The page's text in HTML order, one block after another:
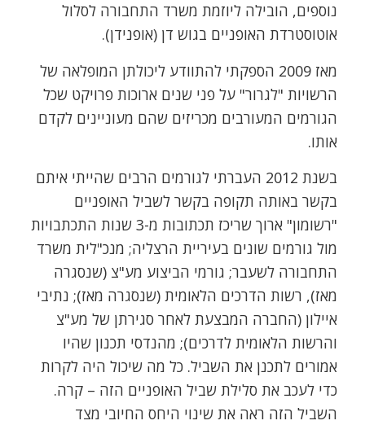
נוספים, הובילה ליוזמת משרד התחבורה לסלול
אוטוסטרדת האופניים בגוש דן (אופנידן).
מאז 2009 הספקתי להתוודע ליכולתן המופלאה של
הרשויות "לגרור" על פני שנים ארוכות פרויקט שכל
הגורמים המעורבים מכריזים שהם מעוניינים לקדם
אותו.
בשנת 2012 העברתי לגורמים הרבים שהייתי איתם
בקשר באותה תקופה בקשר לשביל האופניים
"רשומון" ארוך שריכז תכתובות מ-3 שנות התכתבויות
מול גורמים שונים בעיריית הרצליה; מנכ"לית משרד
התחבורה לשעבר; גורמי הביצוע מע"צ (שנסגרה
מאז), רשות הדרכים הלאומית (שנסגרה מאז); נתיבי
איילון (החברה המבצעת לאחר סגירתן של מע"צ
והרשות הלאומית לדרכים); מהנדסי תכנון שהיו
אמורים לתכנן את השביל. כל מה שיכול היה לקרות
כדי לעכב את סלילת שביל האופניים הזה – קרה.
השביל הזה ראה את שינוי היחס החיובי מצד